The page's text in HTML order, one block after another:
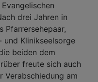
Evangelischen
drei Jahren in
Pfarrersehepaar,
und Klinikseelsorge
beiden dem
freute sich auch
Verabschiedung am